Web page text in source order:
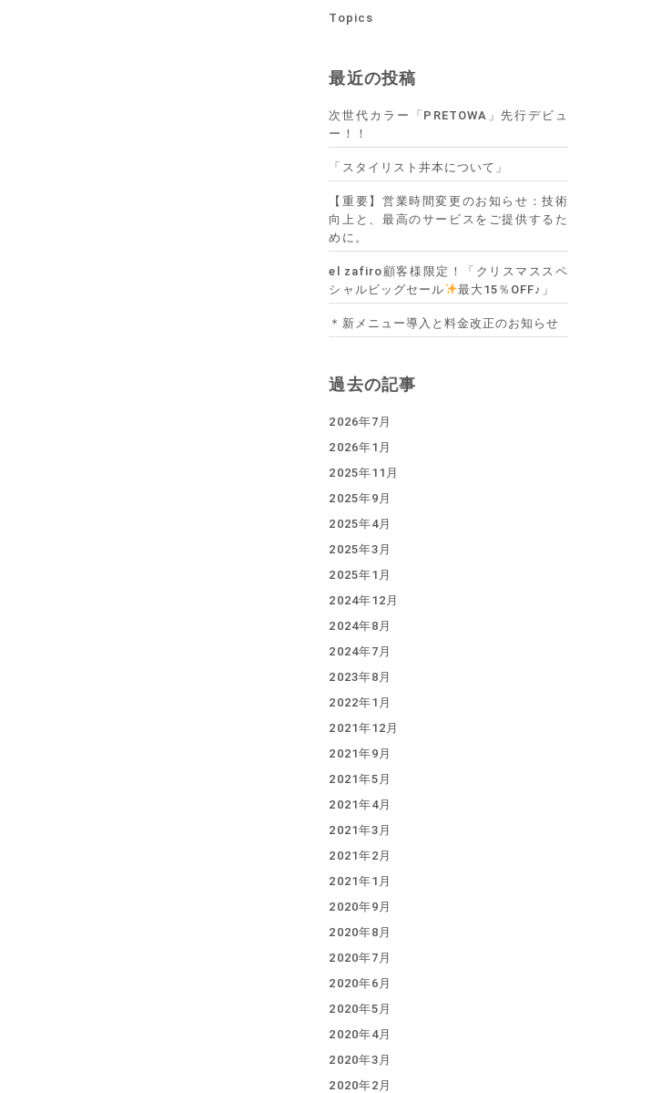
Topics
最近の投稿
次世代カラー「PRETOWA」先行デビュ
ー！！
「スタイリスト井本について」
【重要】営業時間変更のお知らせ：技術
向上と、最高のサービスをご提供するた
めに。
el zafiro顧客様限定！「クリスマススペ
シャルビッグセール
最大15％OFF♪」
＊新メニュー導入と料金改正のお知らせ
過去の記事
2026年7月
2026年1月
2025年11月
2025年9月
2025年4月
2025年3月
2025年1月
2024年12月
2024年8月
2024年7月
2023年8月
2022年1月
2021年12月
2021年9月
2021年5月
2021年4月
2021年3月
2021年2月
2021年1月
2020年9月
2020年8月
2020年7月
2020年6月
2020年5月
2020年4月
2020年3月
2020年2月